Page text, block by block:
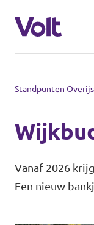
Volt Almelo
Volt Enschede
Standpunten
Over Volt
Standpunten
Vanaf 2026
Een nieuw